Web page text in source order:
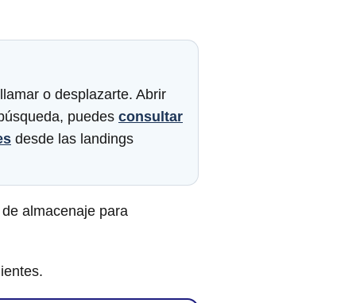
o desplazarte. Abrir
puedes consultar
desde las landings
almacenaje para